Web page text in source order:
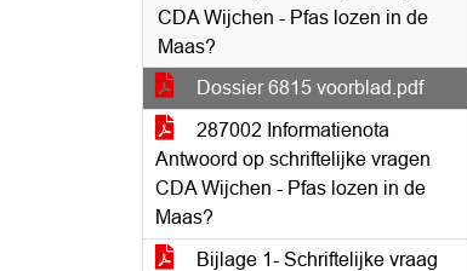
CDA Wijchen - Pfas lozen in de
Maas?
Dossier 6815 voorblad.pdf
287002 Informatienota
Antwoord op schriftelijke vragen
CDA Wijchen - Pfas lozen in de
Maas?
Bijlage 1- Schriftelijke vraag